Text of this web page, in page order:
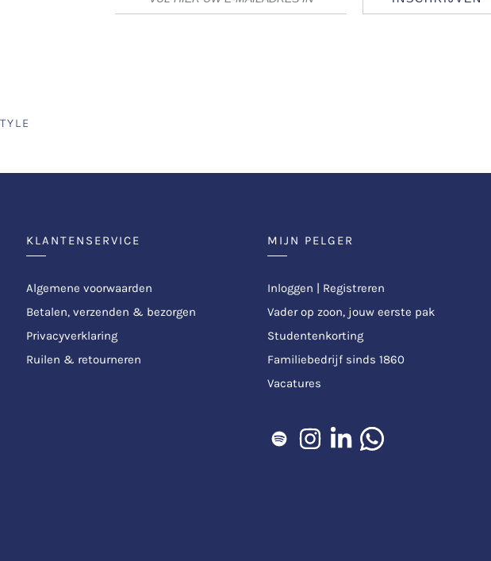
KLANTENSERVICE
Algemene voorwaarden
Betalen, verzenden & bezorgen
Privacyverklaring
Ruilen & retourneren
MIJN PELGER
Inloggen | Registreren
Vader op zoon, jouw eerste pak
Studentenkorting
Familiebedrijf sinds 1860
Vacatures